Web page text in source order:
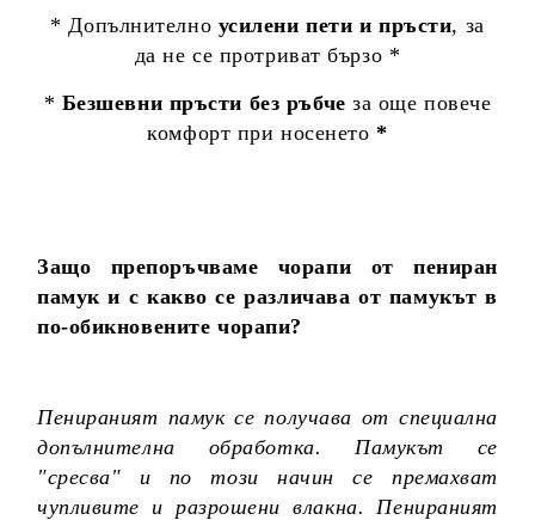
* Допълнително усилени пети и пръсти, за
да не се протриват бързо *
* Безшевни пръсти без ръбчеза още повече
комфорт при носенето *
Защо препоръчваме чорапи от пениран
памук и с какво се различава от памукът в
по-обикновените чорапи?
Пенираният памук се получава от специална
допълнителна обработка. Памукът се
"сресва" и по този начин се премахват
чупливите и разрошени влакна. Пенираният